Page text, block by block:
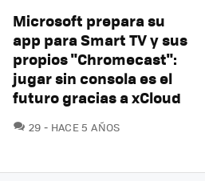
Microsoft prepara su
app para Smart TV y sus
propios "Chromecast":
jugar sin consola es el
futuro gracias a xCloud
29 COMENTARIOS
HACE 5 AÑOS